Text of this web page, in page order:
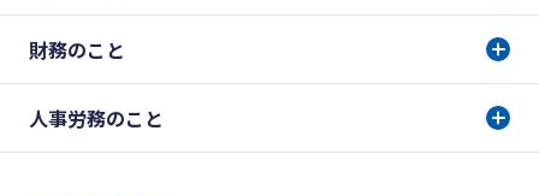
財務のこと
人事労務のこと